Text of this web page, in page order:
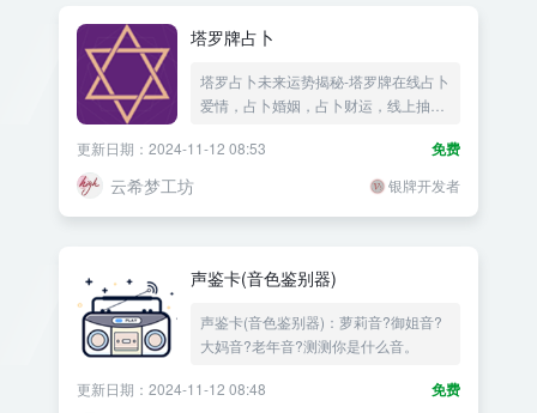
塔罗牌占卜
塔罗占卜未来运势揭秘-塔罗牌在线占卜
爱情，占卜婚姻，占卜财运，线上抽
罗牌，塔罗牌怎么玩，塔罗牌教程，塔
罗牌在线占卜，抽签，塔罗牌爱情
免费
更新日期：2024-11-12 08:53
云希梦工坊 银牌开发者
声鉴卡(音色鉴别器)
声鉴卡(音色鉴别器)：萝莉音?御姐音?
大妈音?老年音?测测你是什么音。
免费
更新日期：2024-11-12 08:48